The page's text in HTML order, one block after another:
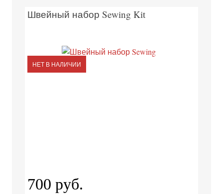
Швейный набор Sewing Kit
НЕТ В НАЛИЧИИ
700 руб.